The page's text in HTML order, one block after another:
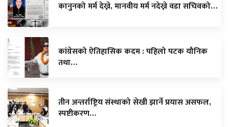
कानुनको मर्म देख्ने, मानवीय मर्म नदेख्ने वडा सचिवको…
कांग्रेसको ऐतिहासिक कदम : पहिलो पटक यौनिक
तथा…
तीन अन्तर्राष्ट्रिय संस्थाको सेखी झार्ने प्रयास असफल,
स्पष्टीकरण…